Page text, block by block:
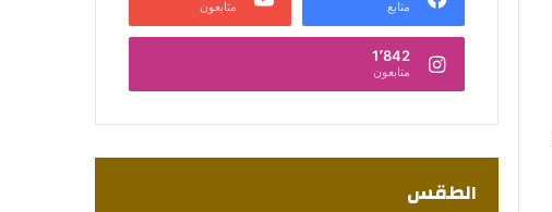
متابع متابعون
1٬842
متابعون
الطقس